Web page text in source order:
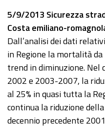
5/9/2013 Sicurezza
Costa emiliano-
Dall’analisi dei dati
in Regione la mortalità
trend in diminuzione. Nel
2002 e 2003-2007, la
al 25% in quasi tutta la
continua la riduzione
decennio precedente